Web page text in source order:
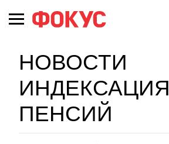
НОВОСТИ
ИНДЕКСАЦИЯ
ПЕНСИЙ